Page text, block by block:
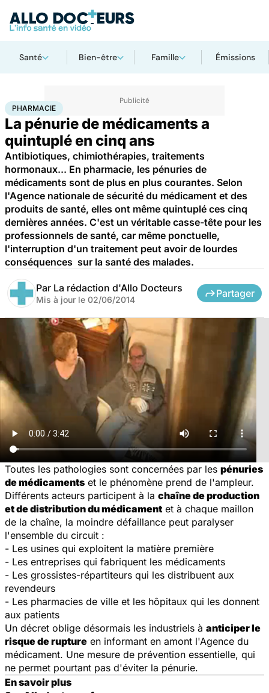
Santé Bien-être Famille Émissions
AccueilSantéMédicaments Pharmacie
PHARMACIE
La pénurie de médicaments a
quintuplé en cinq ans
Antibiotiques, chimiothérapies, traitements
hormonaux... En pharmacie, les pénuries de
médicaments sont de plus en plus courantes. Selon
l'Agence nationale de sécurité du médicament et des
produits de santé, elles ont même quintuplé ces cinq
dernières années. C'est un véritable casse-tête pour les
professionnels de santé, car même ponctuelle,
l'interruption d'un traitement peut avoir de lourdes
conséquences sur la santé des malades.
Par La rédaction d'Allo Docteurs
Mis à jour le 02/06/2014
Partager
Toutes les pathologies sont concernées par les pénuries
de médicaments et le phénomène prend de l'ampleur.
Différents acteurs participent à la chaîne de production
et de distribution du médicament et à chaque maillon
de la chaîne, la moindre défaillance peut paralyser
l'ensemble du circuit :
- Les usines qui exploitent la matière première
- Les entreprises qui fabriquent les médicaments
- Les grossistes-répartiteurs qui les distribuent aux
revendeurs
- Les pharmacies de ville et les hôpitaux qui les donnent
aux patients
Un décret oblige désormais les industriels à anticiper le
risque de rupture en informant en amont l'Agence du
médicament. Une mesure de prévention essentielle, qui
ne permet pourtant pas d'éviter la pénurie.
En savoir plus